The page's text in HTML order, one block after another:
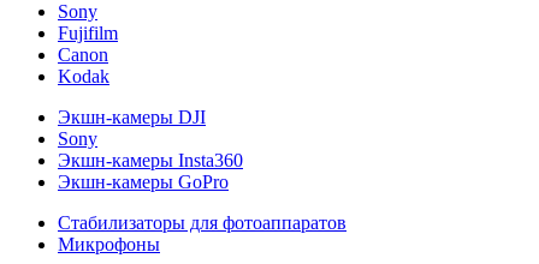
Sony
Fujifilm
Canon
Kodak
Экшн-камеры DJI
Sony
Экшн-камеры Insta360
Экшн-камеры GoPro
Стабилизаторы для фотоаппаратов
Микрофоны